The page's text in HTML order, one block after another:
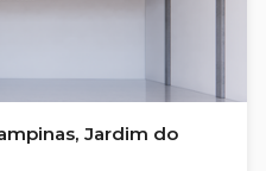
Jardim do